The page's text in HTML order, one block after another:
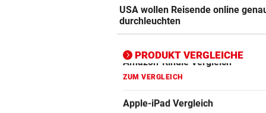
USA wollen Reisende online
durchleuchten
PRODUKT VERGLEICHE
ZUM VERGLEICH
Bluetooth Lautsprecher Vergleich
ZUM VERGLEICH
DSL Speedtest